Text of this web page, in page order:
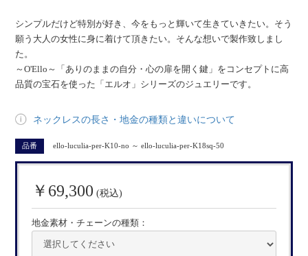
シンプルだけど特別が好き、今をもっと輝いて生きていきたい。そう
願う大人の女性に身に着けて頂きたい。そんな想いで製作致しまし
た。
～O'Ello～「ありのままの自分・心の扉を開く鍵」をコンセプトに高
品質の宝石を使った「エルオ」シリーズのジュエリーです。
ネックレスの長さ・地金の種類と違いについて
品番 ello-luculia-per-K10-no ～ ello-luculia-per-K18sq-50
￥69,300 (税込)
地金素材・チェーンの種類：